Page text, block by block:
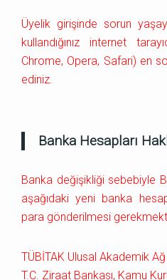
Üyelik girişinde sorun
kullandığınız internet
Chrome, Opera, Safari) en
ediniz.
Banka Hesapları
Banka değişikliği sebebiyle
aşağıdaki yeni banka
para gönderilmesi
TÜBİTAK Ulusal Akademik
T.C. Ziraat Bankası, Kamu